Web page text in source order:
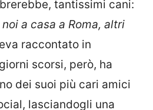
tantissimi cani:
a casa a Roma, altri
raccontato in
scorsi, però, ha
dei suoi più cari amici
lasciandogli una